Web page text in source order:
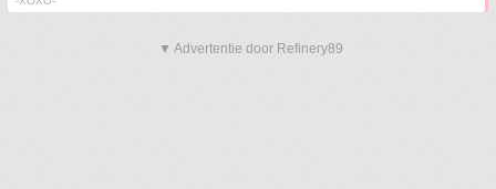
▼ Advertentie door Refinery89